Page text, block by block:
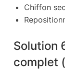
Chiffon sec
Solution
complet